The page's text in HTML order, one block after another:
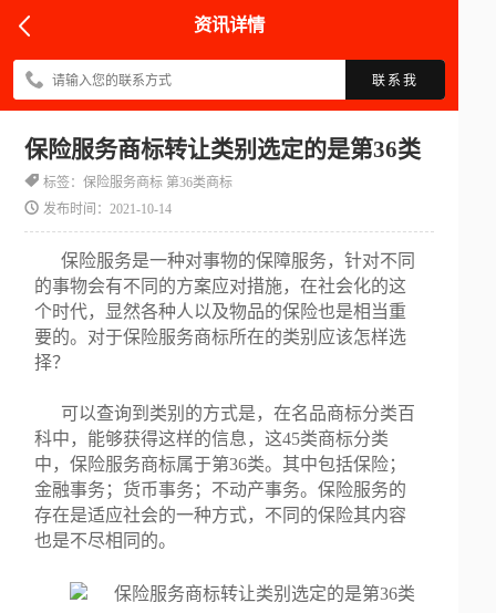
资讯详情
联系我
保险服务商标转让类别选定的是第36类
标签：保险服务商标 第36类商标
发布时间：2021-10-14
保险服务是一种对事物的保障服务，针对不同
的事物会有不同的方案应对措施，在社会化的这
个时代，显然各种人以及物品的保险也是相当重
要的。对于保险服务商标所在的类别应该怎样选
择？
可以查询到类别的方式是，在名品商标分类百
科中，能够获得这样的信息，这45类商标分类
中，保险服务商标属于第36类。其中包括保险；
金融事务；货币事务；不动产事务。保险服务的
存在是适应社会的一种方式，不同的保险其内容
也是不尽相同的。